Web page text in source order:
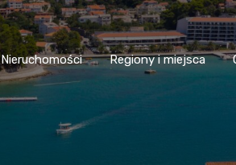
Nieruchomości Regiony i miejsca
Nieruchomości Regiony i miejsca